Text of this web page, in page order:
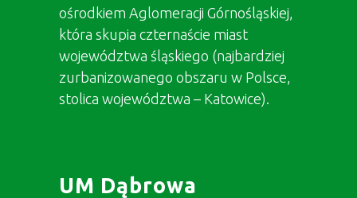
ośrodkiem Aglomeracji Górnośląskiej,
która skupia czternaście miast
województwa śląskiego (najbardziej
zurbanizowanego obszaru w Polsce,
stolica województwa – Katowice).
UM Dąbrowa